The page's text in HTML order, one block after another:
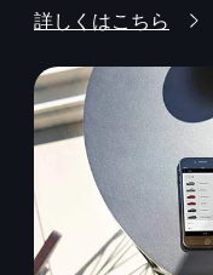
詳しくはこちら